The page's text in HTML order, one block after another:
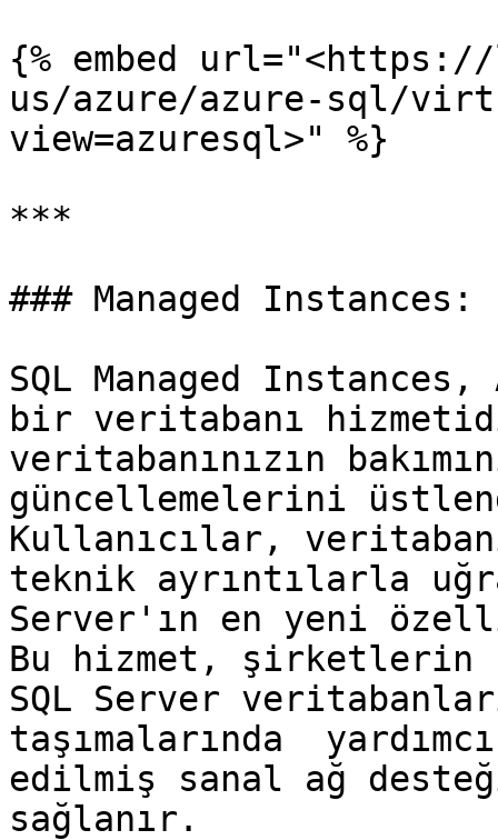
{% embed
us/azure/azure-sql/
view=azuresql>" %}
***
### Managed Instances:
SQL Managed
bir veritabanı
veritabanınızın
güncellemelerini
Kullanıcılar,
teknik ayrıntılarla
Server'ın en yeni
Bu hizmet, şirketlerin
SQL Server
taşımalarında
edilmiş sanal ağ
sağlanır.